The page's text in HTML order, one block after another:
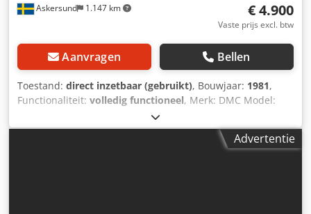
Askersund 1.147 km € 4.900
Vaste prijs excl. btw
Aanvragen Bellen
Toestand: direct inzetbaar (gebruikt), Bouwjaar: 1981,
Functionaliteit: volledig functioneel, Merk: DMC Model:
Europa 90 Bouwjaar: 1981 Technische gegevens:
Rolschuurbandmotor: 15 HP - 2 polen Pad schuurband
motor: 7,5 HP - 2 polen Transportband motor: 1,5/0,8 - 4/8
Advertentie